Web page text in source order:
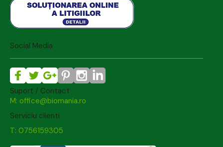
Social Media
Suport / Contact
M: office@biomania.ro
Serviciu clienti
T: 0756159305